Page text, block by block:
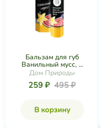
Бальзам для губ
Ванильный мусс, ...
Дом Природы
259 ₽ 495 ₽
В корзину